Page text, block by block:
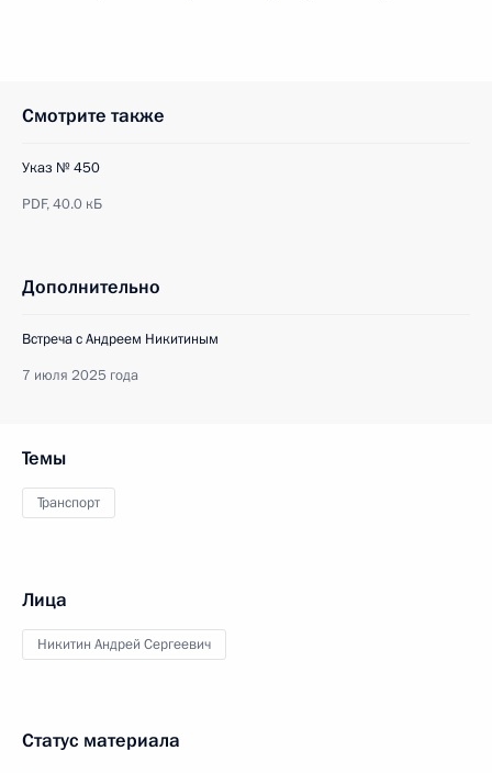
Смотрите также
Указ № 450
PDF,40.0 кБ
Дополнительно
Встреча с Андреем Никитиным
7 июля 2025 года
Темы
Транспорт
Лица
Никитин Андрей Сергеевич
Статус материала